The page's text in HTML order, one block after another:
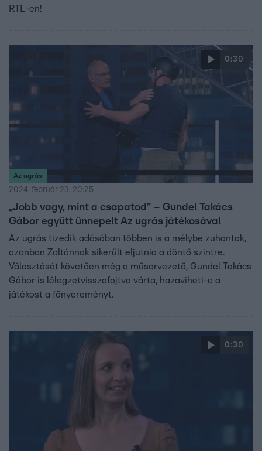
RTL-en!
0:30
Az ugrás
2024. február 23. 20:25
„Jobb vagy, mint a csapatod” – Gundel Takács
Gábor együtt ünnepelt Az ugrás játékosával
Az ugrás tizedik adásában többen is a mélybe zuhantak,
azonban Zoltánnak sikerült eljutnia a döntő szintre.
Választását követően még a műsorvezető, Gundel Takács
Gábor is lélegzetvisszafojtva várta, hazaviheti-e a
játékost a főnyereményt.
0:30